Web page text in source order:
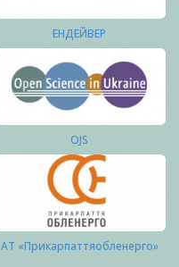
ЕНДЕЙВЕР
OJS
АТ «Прикарпаттяобленерго»